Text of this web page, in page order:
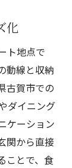
化
ト地点で
動線と収納
古賀市での
ダイニング
ケーション
関から直接
ことで、食